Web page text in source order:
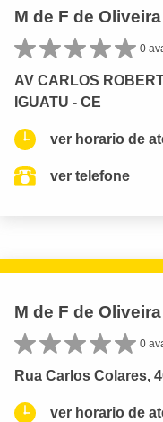
M de F de
0
AV CARLOS
IGUATU - CE
ver horario de
ver telefone
M de F de
0
Rua Carlos Colares,
ver horario de